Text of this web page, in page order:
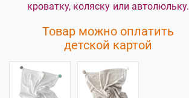
кроватку, коляску или автолюльку.
Товар можно оплатить
детской картой